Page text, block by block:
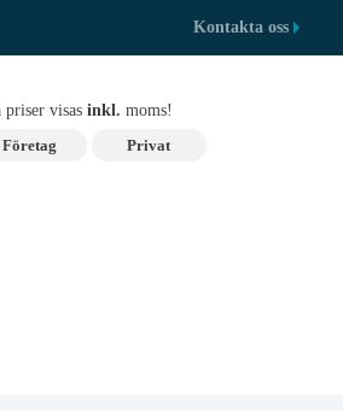
Kontakta oss
visas inkl. moms!
Företag
Privat